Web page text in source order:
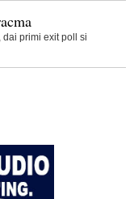
primi exit poll si